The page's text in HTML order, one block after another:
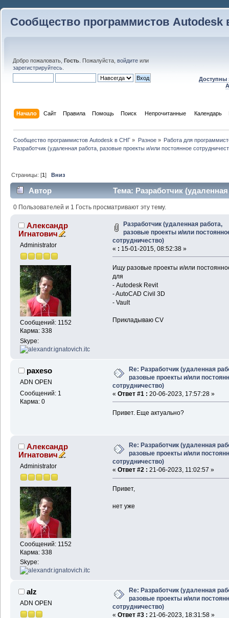
Сообщество программистов Autodesk
Добро пожаловать, Гость . Пожалуйста, войдите или
зарегистрируйтесь
Доступны
Начало Сайт Правила Помощь Поиск Непрочитанные Календарь
Сообщество программистов Autodesk в СНГ » Разное» Работа для
Разработчик (удаленная работа, разовые проекты и/или постоянное
Страницы: [1]Вниз
Автор
Тема: Разработчик
постоянное сотрудничество) (Прочитано 63333 раз)
0 Пользователей и 1 Гость просматривают эту тему.
Александр
Игнатович
Administrator
Сообщений: 1152
Карма: 338
Skype:
Разработчик (удаленная работа,
разовые проекты и/или
сотрудничество)
« : 15-01-2015, 08:52:38 »
Ищу разовые проекты и/или
для
- Autodesk Revit
- AutoCAD Civil 3D
- Vault
Прикладываю CV
paxeso
ADN OPEN
Сообщений: 1
Карма: 0
Re: Разработчик (удаленная
разовые проекты и/или
сотрудничество)
« Ответ #1 : 20-06-2023, 17:57:28 »
Привет. Еще актуально?
Александр
Игнатович
Administrator
Сообщений: 1152
Карма: 338
Skype:
Re: Разработчик (удаленная
разовые проекты и/или
сотрудничество)
« Ответ #2 : 21-06-2023, 11:02:57 »
Привет,
нет уже
alz
ADN OPEN
Re: Разработчик (удаленная
разовые проекты и/или
сотрудничество)
« Ответ #3 : 21-06-2023, 18:31:58 »